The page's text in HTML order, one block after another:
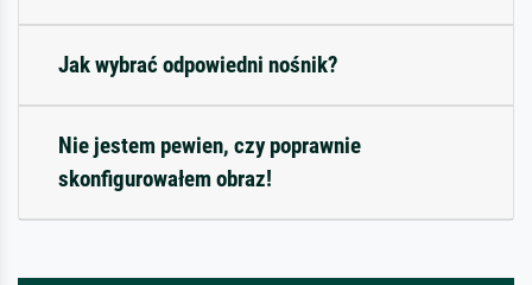
Jak wybrać odpowiedni nośnik?
Nie jestem pewien, czy poprawnie
skonfigurowałem obraz!